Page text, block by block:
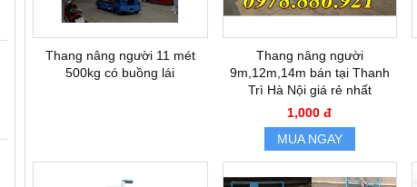
Thang nâng người 11 mét
500kg có buồng lái
Thang nâng người
9m,12m,14m bán tại Thanh
Trì Hà Nội giá rẻ nhất
1,000 đ
MUA NGAY